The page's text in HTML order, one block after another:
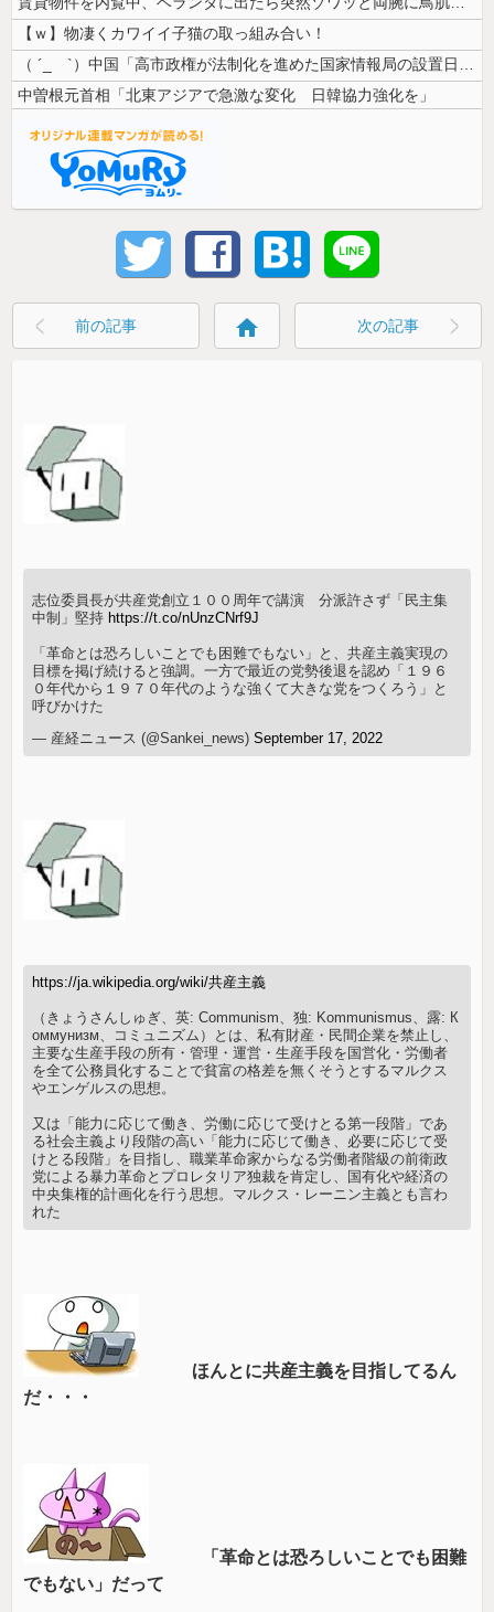
【ｗ】物凄くカワイイ子猫の取っ組み合い！
（ ´_ゝ`）中国「高市政権が法制化を進めた国家情報局の設置日が7月3...
中曽根元首相「北東アジアで急激な変化 日韓協力強化を」
前の記事 home 次の記事
志位委員長が共産党創立１００周年で講演 分派許さず「民主集
中制」堅持 https://t.co/nUnzCNrf9J
「革命とは恐ろしいことでも困難でもない」と、共産主義実現の
目標を掲げ続けると強調。一方で最近の党勢後退を認め「１９６
０年代から１９７０年代のような強くて大きな党をつくろう」と
呼びかけた
— 産経ニュース (@Sankei_news)September 17, 2022
https://ja.wikipedia.org/wiki/共産主義
（きょうさんしゅぎ、英: Communism、独: Kommunismus、露: К
оммунизм、コミュニズム）とは、私有財産・民間企業を禁止し、
主要な生産手段の所有・管理・運営・生産手段を国営化・労働者
を全て公務員化することで貧富の格差を無くそうとするマルクス
やエンゲルスの思想。
又は「能力に応じて働き、労働に応じて受けとる第一段階」であ
る社会主義より段階の高い「能力に応じて働き、必要に応じて受
けとる段階」を目指し、職業革命家からなる労働者階級の前衛政
党による暴力革命とプロレタリア独裁を肯定し、国有化や経済の
中央集権的計画化を行う思想。マルクス・レーニン主義とも言わ
れた
ほんとに共産主義を目指してるん
だ・・・
「革命とは恐ろしいことでも困難
でもない」だって